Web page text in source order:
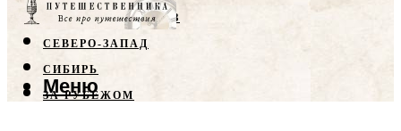
СЕВЕРНЫЙ КАВКАЗ
СЕВЕРО-ЗАПАД
СИБИРЬ
ЗА РУБЕЖОМ
Меню